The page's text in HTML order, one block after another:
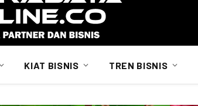
KIAT BISNIS TREN BISNIS